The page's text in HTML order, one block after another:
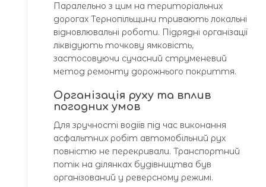
Паралельно з цим на територіальних
дорогах Тернопільщини тривають локальні
відновлювальні роботи. Підрядні організації
ліквідують точкову ямковість,
застосовуючи сучасний струменевий
метод ремонту дорожнього покриття.
Організація руху та вплив
погодних умов
Для зручності водіїв під час виконання
асфальтних робіт автомобільний рух
повністю не перекривали. Транспортний
потік на ділянках будівництва був
організований у реверсному режимі.